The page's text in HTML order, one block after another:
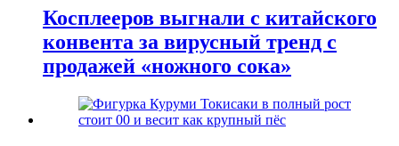
Косплееров выгнали с китайского
конвента за вирусный тренд с
продажей «ножного сока»